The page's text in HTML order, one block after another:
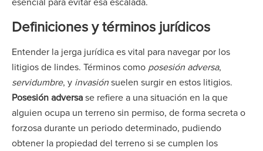
Definiciones y términos jurídicos
Entender la jerga jurídica es vital para navegar por los
litigios de lindes. Términos como posesión adversa,
servidumbre, y invasiónsuelen surgir en estos litigios.
Posesión adversase refiere a una situación en la que
alguien ocupa un terreno sin permiso, de forma secreta o
forzosa durante un periodo determinado, pudiendo
obtener la propiedad del terreno si se cumplen los